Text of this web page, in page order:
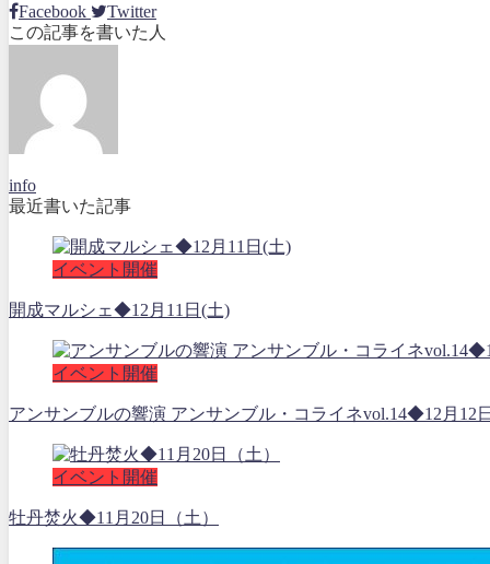
Facebook
Twitter
この記事を書いた人
info
最近書いた記事
イベント開催
開成マルシェ◆12月11日(土)
イベント開催
アンサンブルの響演 アンサンブル・コライネvol.14◆12月12
イベント開催
牡丹焚火◆11月20日（土）